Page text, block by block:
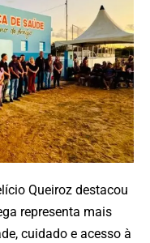
Queiroz destacou
representa mais
cuidado e acesso à